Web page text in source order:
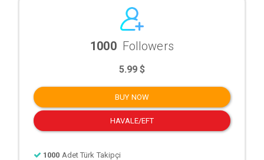
1000 Followers
5.99 $
BUY NOW
HAVALE/EFT
1000 Adet Türk Takipçi